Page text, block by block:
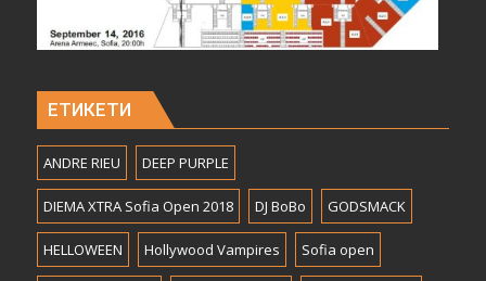
ЕТИКЕТИ
ANDRE RIEU DEEP PURPLE
DIEMA XTRA Sofia Open 2018 DJ BoBo GODSMACK
HELLOWEEN Hollywood Vampires Sofia open